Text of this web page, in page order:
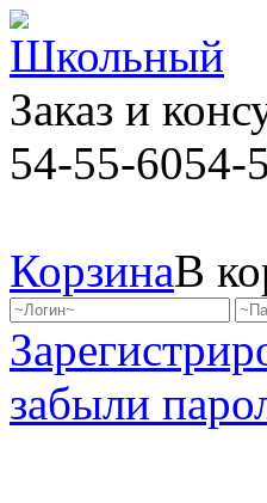
Заказ и
54-55-6054-
КорзинаВ
забыли